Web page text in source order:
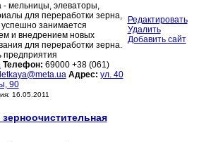
- мельницы, элеваторы,
для переработки зерна,
занимается
и внедрением новых
для переработки зерна.
предприятия
Телефон: 69000 +38 (061)
Адрес: ул. 40
90
16.05.2011
Редактировать
Удалить
Добавить сайт